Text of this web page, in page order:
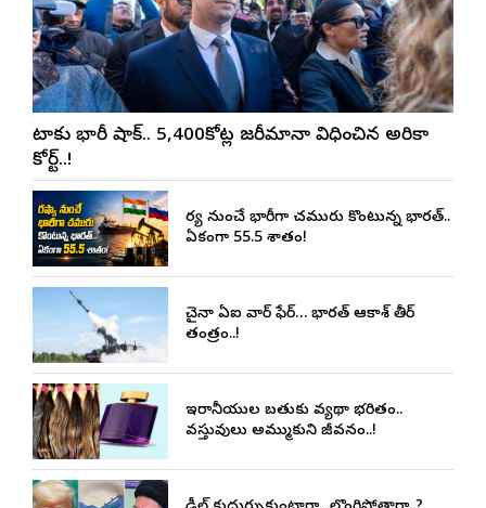
మెటాకు భారీ షాక్.. 5,400కోట్ల జరీమానా విధించిన అమెరికా
కోర్ట్..!
రష్యా నుంచే భారీగా చమురు కొంటున్న భారత్..
ఏకంగా 55.5 శాతం!
చైనా ఏఐ వార్ ఫేర్… భారత్ ఆకాశ్ తీర్
తంత్రం..!
ఇరానీయుల బతుకు వ్యథా భరితం..
వస్తువులు అమ్ముకుని జీవనం..!